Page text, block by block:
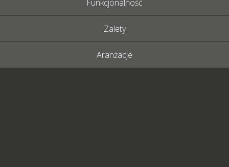
Funkcjonalność
Zalety
Aranżacje